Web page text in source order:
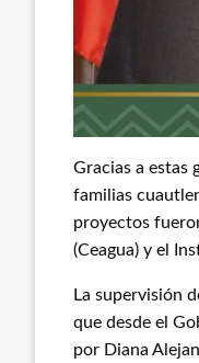
Gracias a estas
familias
proyectos
(Ceagua) y el
La supervisión
que desde el
por Diana